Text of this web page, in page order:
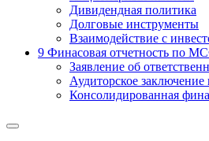
Дивидендная политика
Долговые инструменты
Взаимодействие с
9 Финасовая отчетность по
Заявление об
Аудиторское
Консолидированная